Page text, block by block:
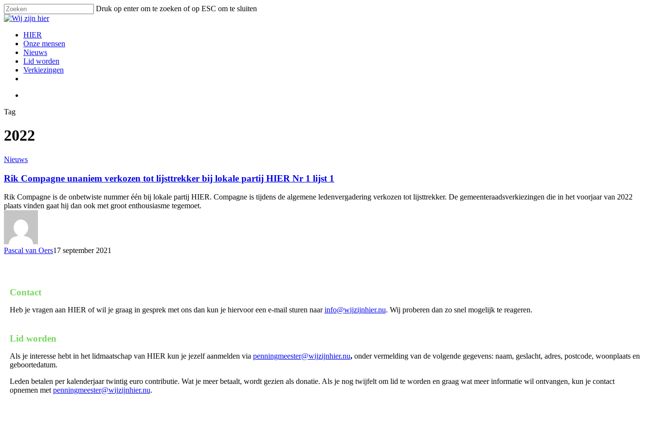
Skip
to
content
Druk op enter om te zoeken of op ESC om te sluiten
Close
search
Menu
HIER
Onze mensen
Nieuws
Lid worden
Verkiezingen
Tag
2022
Rik
unaniem
verkozen
tot
lijsttrekker
bij
lokale
partij
HIER
Nr
1
Nieuws
Rik Compagne unaniem verkozen tot lijsttrekker bij lokale partij HIER Nr 1 lijst 1
Rik Compagne is de onbetwiste nummer één bij lokale partij HIER. Compagne is tijdens de algemene ledenvergadering verkozen tot lijsttrekker. De gemeenteraadsverkiezingen die in het voorjaar van 2022
plaats vinden gaat hij dan ook met groot enthousiasme tegemoet.
Pascal van Oers17 september 2021
Contact
Heb je vragen aan HIER of wil je graag in gesprek met ons dan kun je hiervoor een e-mail sturen naarinfo@wijzijnhier.nu. Wij proberen dan zo snel mogelijk te reageren.
Lid worden
Als je interesse hebt in het lidmaatschap van HIER kun je jezelf aanmelden via penningmeester@wijzijnhier.nu,onder vermelding van de volgende gegevens: naam, geslacht, adres, postcode, woonplaats en
geboortedatum.
Leden betalen per kalenderjaar twintig euro contributie. Wat je meer betaalt, wordt gezien als donatie. Als je nog twijfelt om lid te worden en graag wat meer informatie wil ontvangen, kun je contact
opnemen met penningmeester@wijzijnhier.nu.